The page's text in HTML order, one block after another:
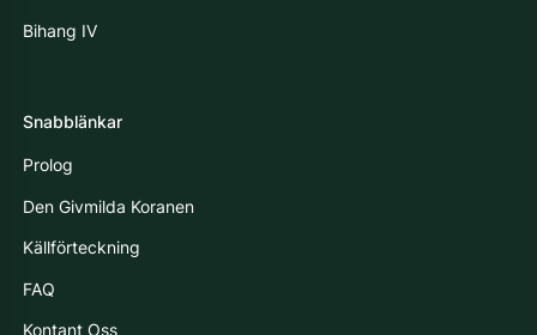
Bihang IV
Snabblänkar
Prolog
Den Givmilda Koranen
Källförteckning
FAQ
Kontant Oss